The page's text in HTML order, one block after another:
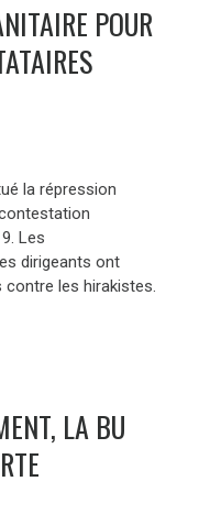
POUR
la répression
Les
dirigeants ont
contre les hirakistes.
LA BU